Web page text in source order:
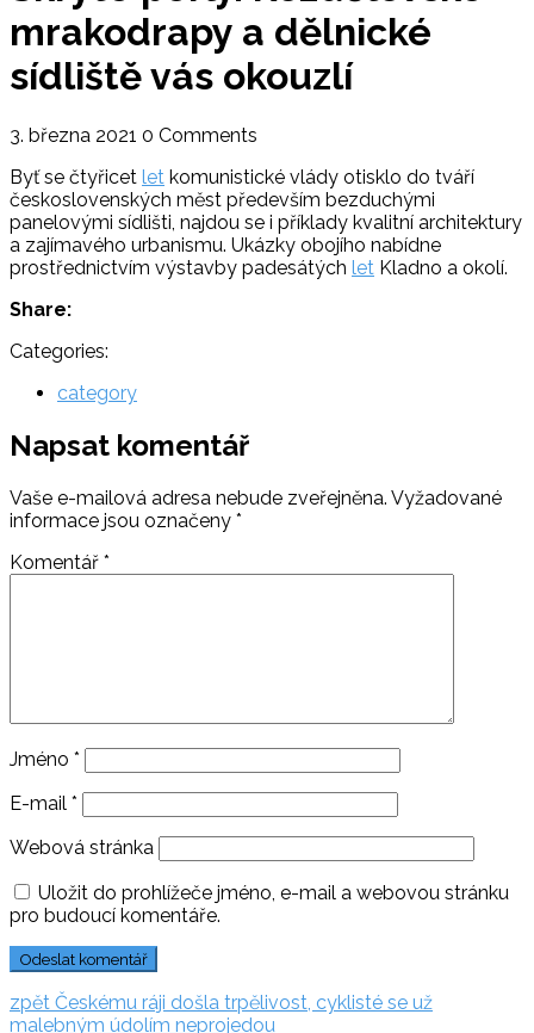
mrakodrapy a dělnické
sídliště vás okouzlí
3. března 2021 0 Comments
Byť se čtyřicet let komunistické vlády otisklo do tváří
československých měst především bezduchými
panelovými sídlišti, najdou se i příklady kvalitní architektury
a zajímavého urbanismu. Ukázky obojího nabídne
prostřednictvím výstavby padesátých let Kladno a okolí.
Share:
Categories:
category
Napsat komentář
Vaše e-mailová adresa nebude zveřejněna. Vyžadované
informace jsou označeny *
Komentář *
Jméno *
E-mail *
Webová stránka
Uložit do prohlížeče jméno, e-mail a webovou stránku
pro budoucí komentáře.
Navigace
zpět zpět:
Českému ráji došla trpělivost, cyklisté se už
malebným údolím neprojedou